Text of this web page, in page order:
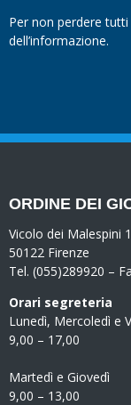
Per non perdere
dell’informazione.
ORDINE DEI
Vicolo dei Malespini
50122 Firenze
Tel. (055)289920 –
Orari segreteria
Lunedì, Mercoledì e
9,00 – 17,00
Martedì e Giovedì
9,00 – 13,00